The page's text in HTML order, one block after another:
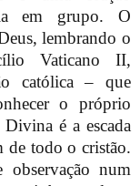
la em grupo. O
lembrando o
Vaticano II,
católica – que
o próprio
é a escada
de todo o cristão.
num